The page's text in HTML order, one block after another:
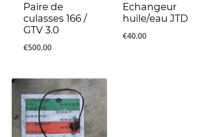
Paire de
culasses 166 /
GTV 3.0
€500.00
Echangeur
huile/eau JTD
€40.00